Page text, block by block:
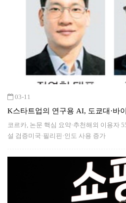
03-11
K스타트업의 연구용 AI, 도쿄대·바
코르카, 논문 핵심 요약·추천해외 이용자
설 검증미국·필리핀·인도 사용 증가